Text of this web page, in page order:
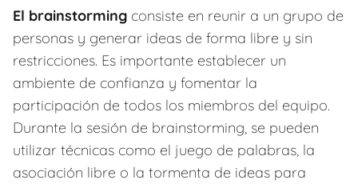
El brainstorming consiste en reunir a un grupo de
personas y generar ideas de forma libre y sin
restricciones. Es importante establecer un
ambiente de confianza y fomentar la
participación de todos los miembros del equipo.
Durante la sesión de brainstorming, se pueden
utilizar técnicas como el juego de palabras, la
asociación libre o la tormenta de ideas para